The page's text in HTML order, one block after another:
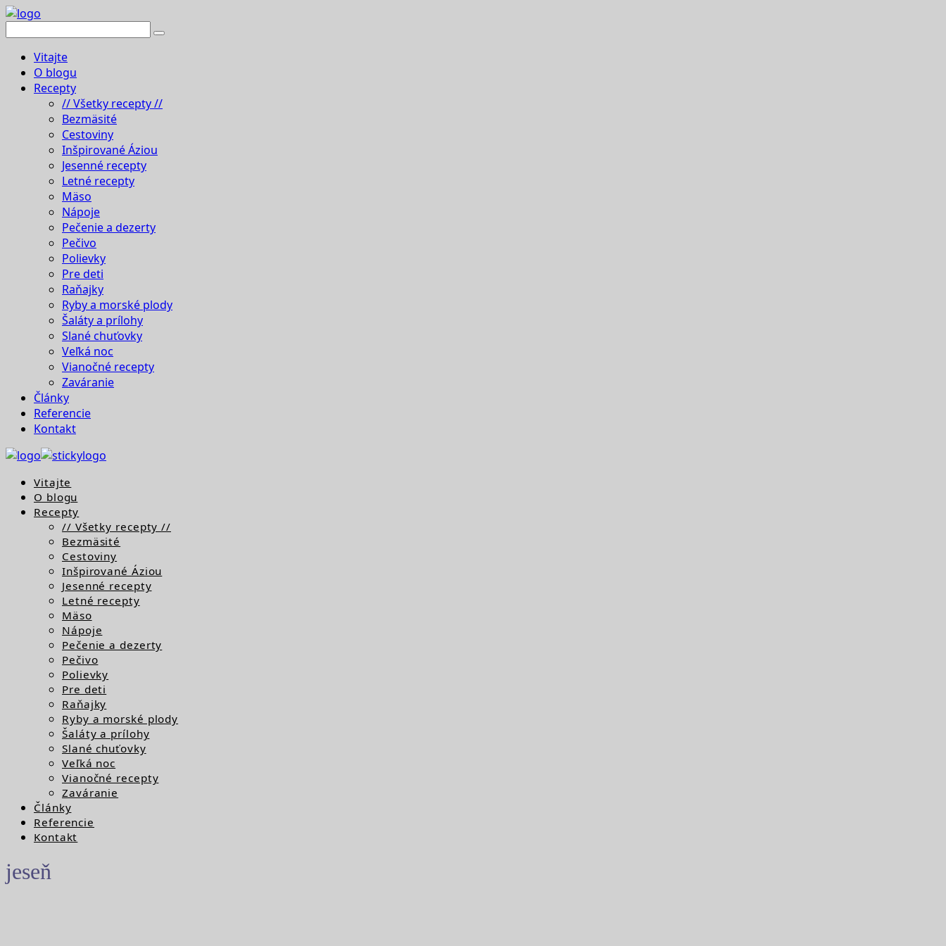
Vitajte
O blogu
Recepty
// Všetky recepty //
Bezmäsité
Cestoviny
Inšpirované Áziou
Jesenné recepty
Letné recepty
Mäso
Nápoje
Pečenie a dezerty
Pečivo
Polievky
Pre deti
Raňajky
Ryby a morské plody
Šaláty a prílohy
Slané chuťovky
Veľká noc
Vianočné recepty
Zaváranie
Články
Referencie
Kontakt
Vitajte
O blogu
Recepty
// Všetky recepty //
Bezmäsité
Cestoviny
Inšpirované Áziou
Jesenné recepty
Letné recepty
Mäso
Nápoje
Pečenie a dezerty
Pečivo
Polievky
Pre deti
Raňajky
Ryby a morské plody
Šaláty a prílohy
Slané chuťovky
Veľká noc
Vianočné recepty
Zaváranie
Články
Referencie
Kontakt
jeseň